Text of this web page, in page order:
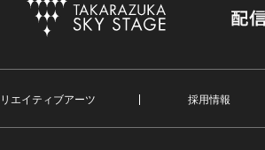
エイティブアーツ 採用情報